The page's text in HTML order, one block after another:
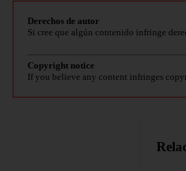
Derechos de autor
Si cree que algún contenido infringe
Copyright notice
If you believe any content infringes